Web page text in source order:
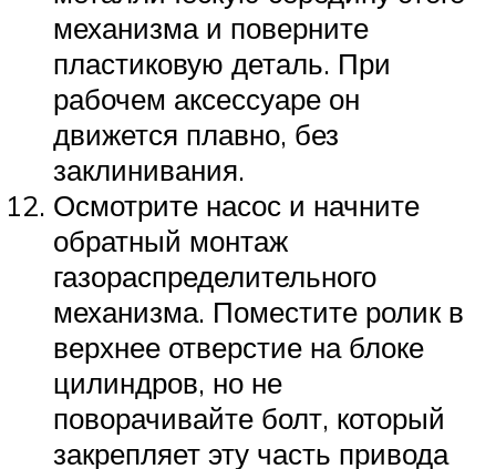
механизма и поверните
пластиковую деталь. При
рабочем аксессуаре он
движется плавно, без
заклинивания.
Осмотрите насос и начните
обратный монтаж
газораспределительного
механизма. Поместите ролик в
верхнее отверстие на блоке
цилиндров, но не
поворачивайте болт, который
закрепляет эту часть привода